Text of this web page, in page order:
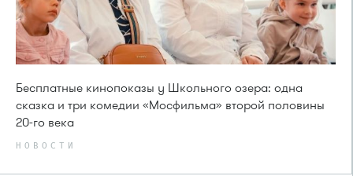
Бесплатные кинопоказы у Школьного озера: одна
сказка и три комедии «Мосфильма» второй половины
20-го века
НОВОСТИ